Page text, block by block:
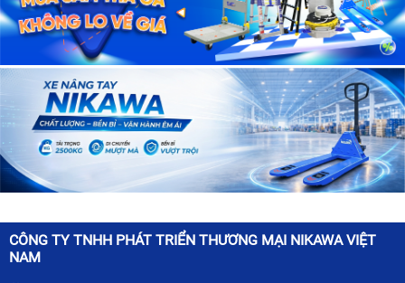
CÔNG TY TNHH PHÁT TRIỂN THƯƠNG MẠI NIKAWA VIỆT
NAM